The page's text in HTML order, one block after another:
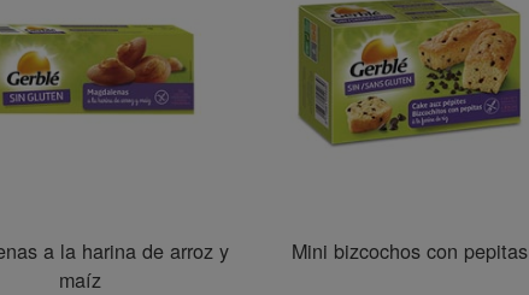
a la harina de arroz y
maíz
Mini bizcochos con pepitas